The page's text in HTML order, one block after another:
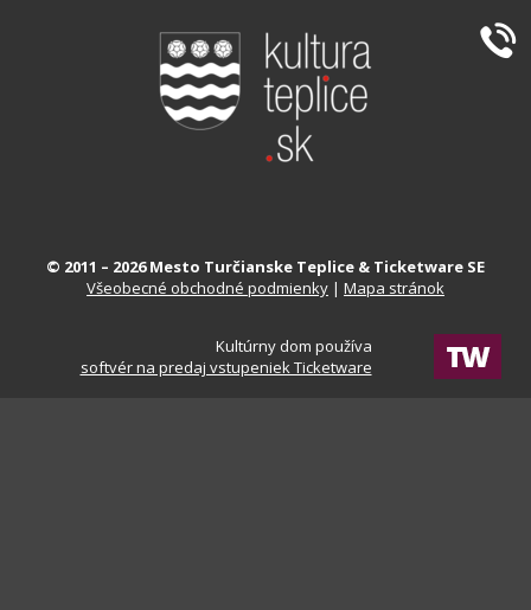
© 2011 – 2026 Mesto Turčianske Teplice & Ticketware SE
Všeobecné obchodné podmienky | Mapa stránok
Kultúrny dom používa
softvér na predaj vstupeniek Ticketware